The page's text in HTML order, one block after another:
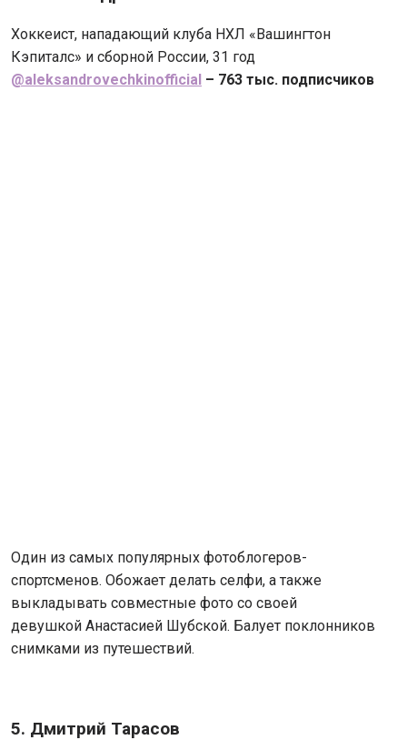
Хоккеист, нападающий клуба НХЛ «Вашингтон
Кэпиталс» и сборной России, 31 год
@aleksandrovechkinofficial – 763 тыс. подписчиков
Один из самых популярных фотоблогеров-
спортсменов. Обожает делать селфи, а также
выкладывать совместные фото со своей
девушкой Анастасией Шубской. Балует поклонников
снимками из путешествий.
5. Дмитрий Тарасов